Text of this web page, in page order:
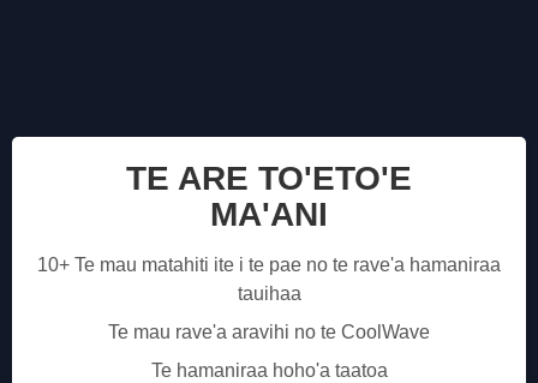
TE ARE TO'ETO'E
MA'ANI
10+ Te mau matahiti ite i te pae no te rave'a hamaniraa
tauihaa
Te mau rave'a aravihi no te CoolWave
Te hamaniraa hoho'a taatoa